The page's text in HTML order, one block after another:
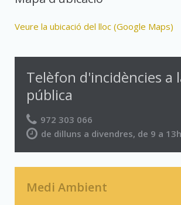
Veure la ubicació del lloc (Google Maps)
Telèfon d'incidències a
pública
972 303 066
de dilluns a divendres, de 9 a 13h
Medi Ambient